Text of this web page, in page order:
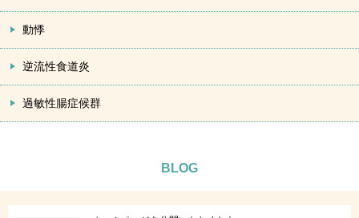
動悸
逆流性食道炎
過敏性腸症候群
BLOG